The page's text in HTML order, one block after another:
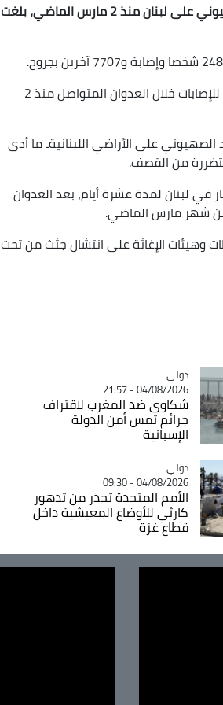
أعلنت وزارة الصحة اللبنانية, هذه الجمعة، بأن حصيلة العدوان الصهيوني على لبنان منذ 2 مارس الماضي، بلغت
على الأراضي اللبنانيةـ ما أدى
من القصف.
في لبنان لمدة عشرة أيام، بعد العدوان
شهر مارس الماضي.
وهيئات الإغاثة على انتشال جثث من تحت
Catégorie
دولي
04/08/2026 - 21:57
شكاوى ضد المغرب لاقتراف
جرائم تمس أمن الدولة
الإسبانية
Catégorie
دولي
04/08/2026 - 09:30
الأمم المتحدة تحذر من تدهور
كارثي للأوضاع المعيشية داخل
قطاع غزة